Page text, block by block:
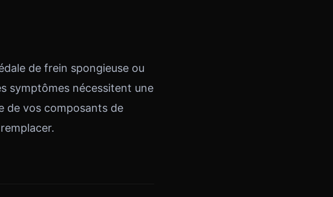
de frein spongieuse ou
symptômes nécessitent une
de vos composants de